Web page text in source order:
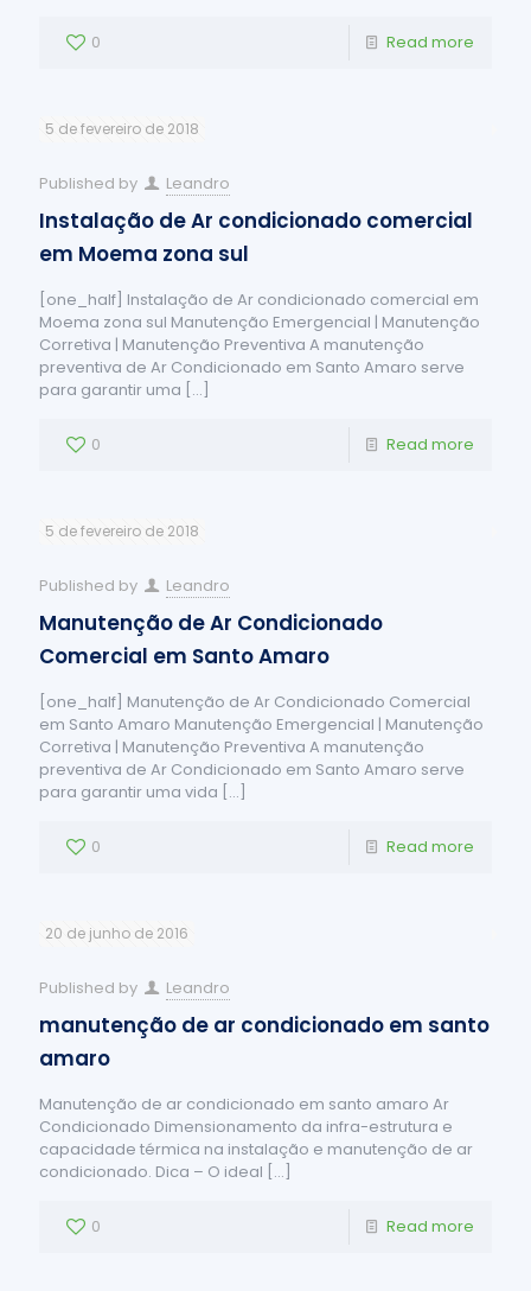
0 Read more
5 de fevereiro de 2018
Published by Leandro
Instalação de Ar condicionado comercial
em Moema zona sul
[one_half] Instalação de Ar condicionado comercial em
Moema zona sul Manutenção Emergencial | Manutenção
Corretiva | Manutenção Preventiva A manutenção
preventiva de Ar Condicionado em Santo Amaro serve
para garantir uma […]
0 Read more
5 de fevereiro de 2018
Published by Leandro
Manutenção de Ar Condicionado
Comercial em Santo Amaro
[one_half] Manutenção de Ar Condicionado Comercial
em Santo Amaro Manutenção Emergencial | Manutenção
Corretiva | Manutenção Preventiva A manutenção
preventiva de Ar Condicionado em Santo Amaro serve
para garantir uma vida […]
0 Read more
20 de junho de 2016
Published by Leandro
manutenção de ar condicionado em santo
amaro
Manutenção de ar condicionado em santo amaro Ar
Condicionado Dimensionamento da infra-estrutura e
capacidade térmica na instalação e manutenção de ar
condicionado. Dica – O ideal […]
0 Read more